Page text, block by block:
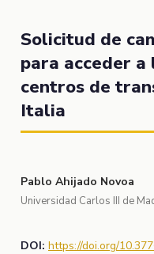
Solicitud de
para acceder
centros de
Italia
Pablo Ahijado Novoa
Universidad Carlos III de
DOI: https://doi.org/